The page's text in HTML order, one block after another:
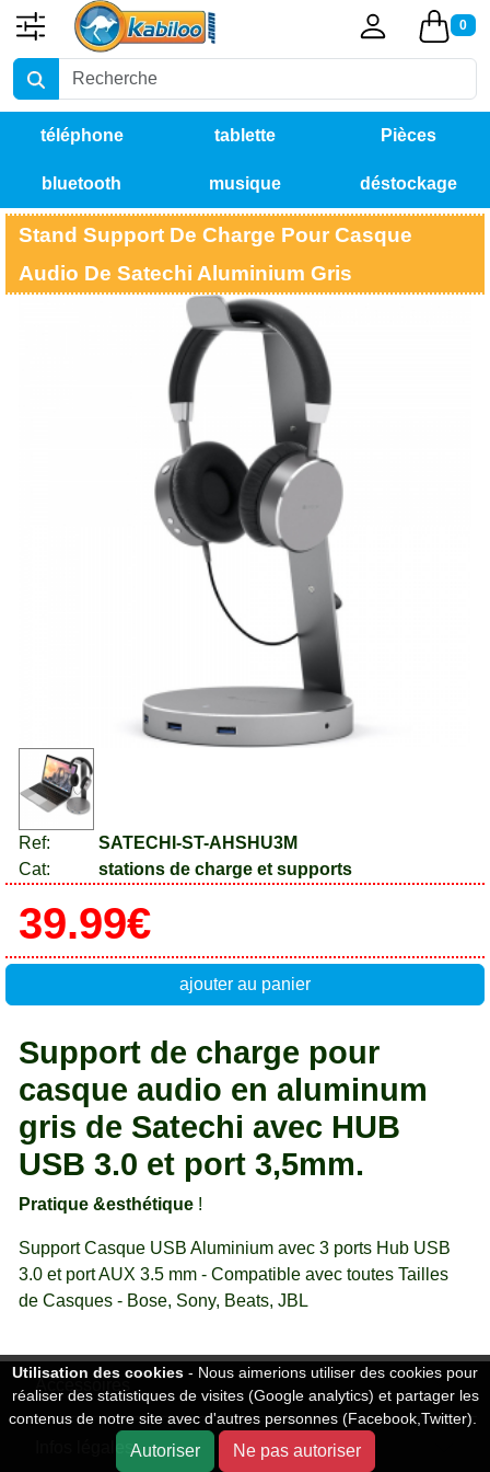
0
téléphone tablette Pièces
détachées
bluetooth musique déstockage
Stand Support De Charge Pour Casque
Audio De Satechi Aluminium Gris
Ref:
SATECHI-ST-AHSHU3M
Cat:
stations de charge et supports
39.99€
ajouter au panier
Support de charge pour
casque audio en aluminum
gris de Satechi avec HUB
USB 3.0 et port 3,5mm.
Pratique &esthétique !
Support Casque USB Aluminium avec 3 ports Hub USB
3.0 et port AUX 3.5 mm - Compatible avec toutes Tailles
de Casques - Bose, Sony, Beats, JBL
Infos légales
Utilisation des cookies - Nous aimerions utiliser des cookies pour
réaliser des statistiques de visites (Google analytics) et partager les
contenus de notre site avec d'autres personnes (Facebook,Twitter).
Autoriser Ne pas autoriser